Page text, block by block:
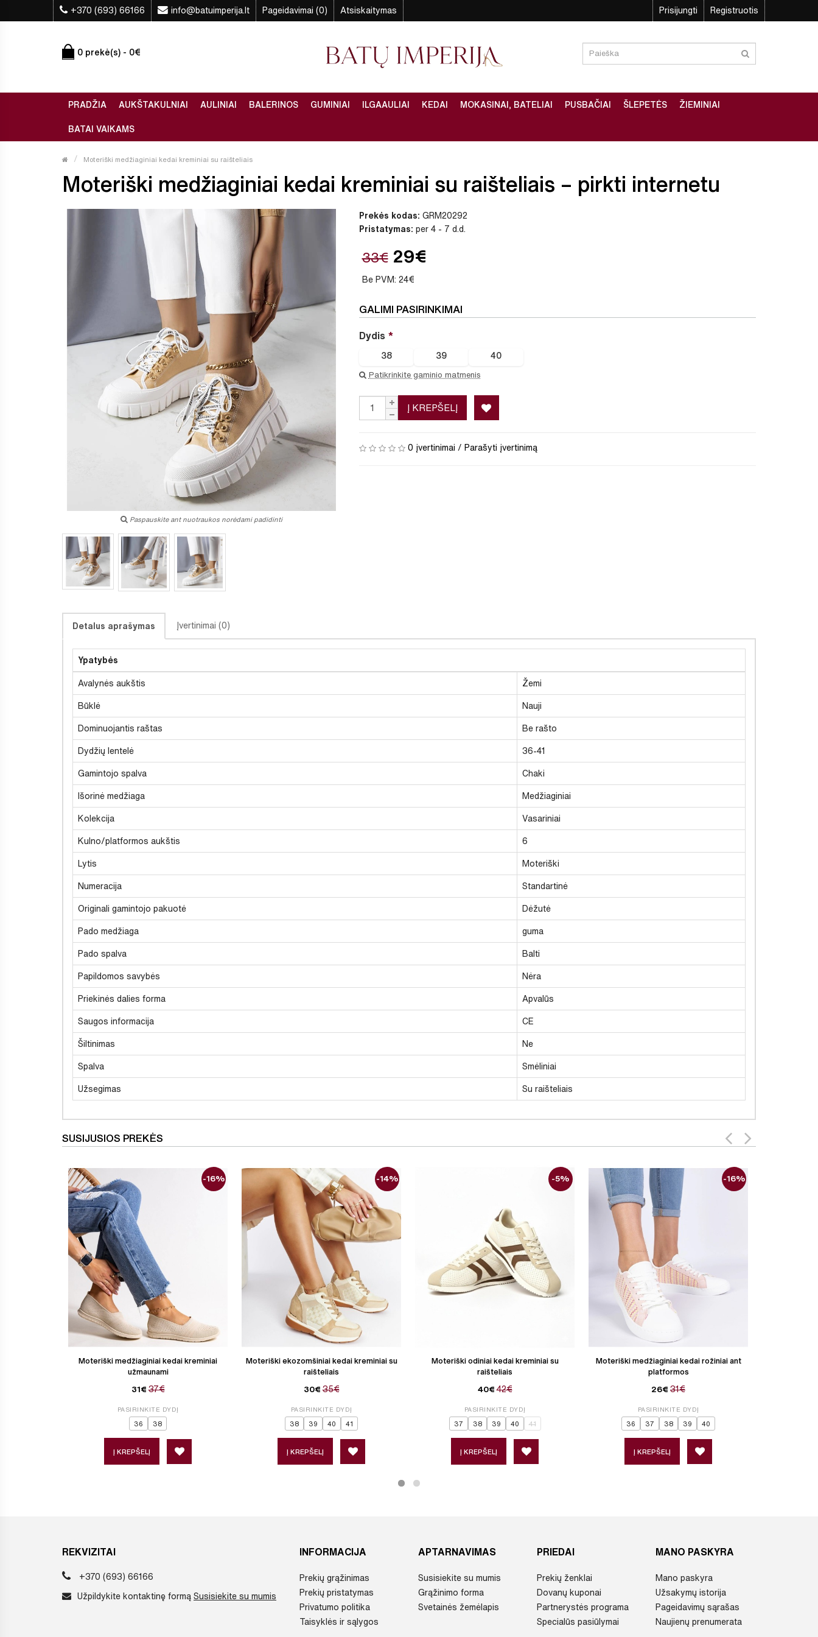
+370 (693) 66166 info@batuimperija.lt Pageidavimai (0) Atsiskaitymas Prisijungti Registruotis
0 prekė(s) - 0€
PRADŽIA AUKŠTAKULNIAI AULINIAI BALERINOS GUMINIAI ILGAAULIAI KEDAI MOKASINAI, BATELIAI PUSBAČIAI ŠLEPETĖS ŽIEMINIAI
BATAI VAIKAMS
Moteriški medžiaginiai kedai kreminiai su raišteliais
Moteriški medžiaginiai kedai kreminiai su raišteliais – pirkti internetu
Paspauskite ant nuotraukos norėdami padidinti
Prekės kodas: GRM20292
Pristatymas: per 4 - 7 d.d.
33€ 29€
Be PVM: 24€
GALIMI PASIRINKIMAI
Dydis
38 39 40
Patikrinkite gaminio matmenis
Į KREPŠELĮ
0 įvertinimai / Parašyti įvertinimą
Detalus aprašymas Įvertinimai (0)
Ypatybės
Avalynės aukštis Žemi
Būklė Nauji
Dominuojantis raštas Be rašto
Dydžių lentelė 36-41
Gamintojo spalva Chaki
Išorinė medžiaga Medžiaginiai
Kolekcija Vasariniai
Kulno/platformos aukštis 6
Lytis Moteriški
Numeracija Standartinė
Originali gamintojo pakuotė Dėžutė
Pado medžiaga guma
Pado spalva Balti
Papildomos savybės Nėra
Priekinės dalies forma Apvalūs
Saugos informacija CE
Šiltinimas Ne
Spalva Smėliniai
Užsegimas Su raišteliais
SUSIJUSIOS PREKĖS
Moteriški medžiaginiai kedai kreminiai
užmaunami
31€ 37€
-16%
PASIRINKITE DYDĮ
36 38
Į KREPŠELĮ
Moteriški ekozomšiniai kedai kreminiai su
raišteliais
30€ 35€
-14%
PASIRINKITE DYDĮ
38 39 40 41
Į KREPŠELĮ
Moteriški odiniai kedai kreminiai su
raišteliais
40€ 42€
-5%
PASIRINKITE DYDĮ
37 38 39 40 41
Į KREPŠELĮ
Moteriški medžiaginiai kedai rožiniai ant
platformos
26€ 31€
-16%
PASIRINKITE DYDĮ
36 37 38 39 40
Į KREPŠELĮ
REKVIZITAI
+370 (693) 66166
Užpildykite kontaktinę formą Susisiekite su mumis
INFORMACIJA
Prekių grąžinimas
Prekių pristatymas
Privatumo politika
Taisyklės ir sąlygos
APTARNAVIMAS
Susisiekite su mumis
Grąžinimo forma
Svetainės žemėlapis
PRIEDAI
Prekių ženklai
Dovanų kuponai
Partnerystės programa
Specialūs pasiūlymai
MANO PASKYRA
Mano paskyra
Užsakymų istorija
Pageidavimų sąrašas
Naujienų prenumerata